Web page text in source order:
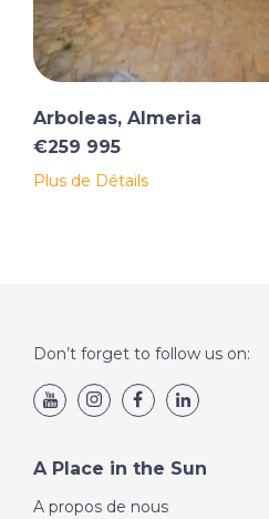
Arboleas, Almeria
€259 995
Plus de Détails
Don’t forget to follow us on:
A Place in the Sun
A propos de nous